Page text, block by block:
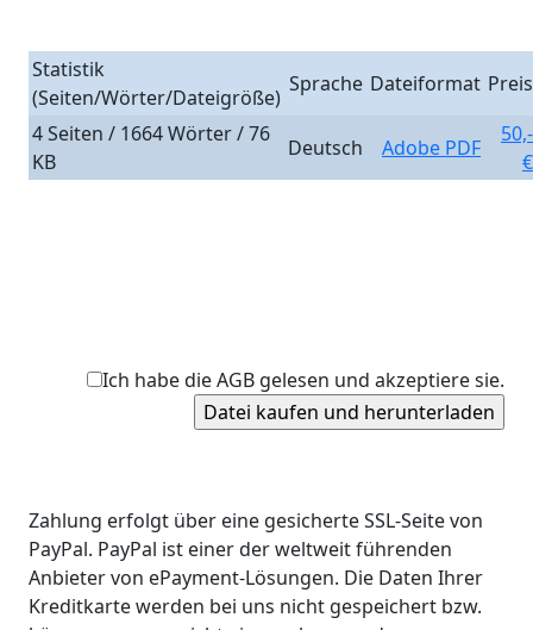
Statistik
(Seiten/Wörter/Dateigröße)
Sprache Dateiformat Preis
4 Seiten / 1664 Wörter / 76
KB
Deutsch Adobe PDF
50,-
€
Ich habe die AGB gelesen und akzeptiere sie.
Zahlung erfolgt über eine gesicherte SSL-Seite von
PayPal. PayPal ist einer der weltweit führenden
Anbieter von ePayment-Lösungen. Die Daten Ihrer
Kreditkarte werden bei uns nicht gespeichert bzw.